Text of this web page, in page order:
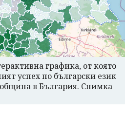
графика, от която
успех по български език
в България. Снимка